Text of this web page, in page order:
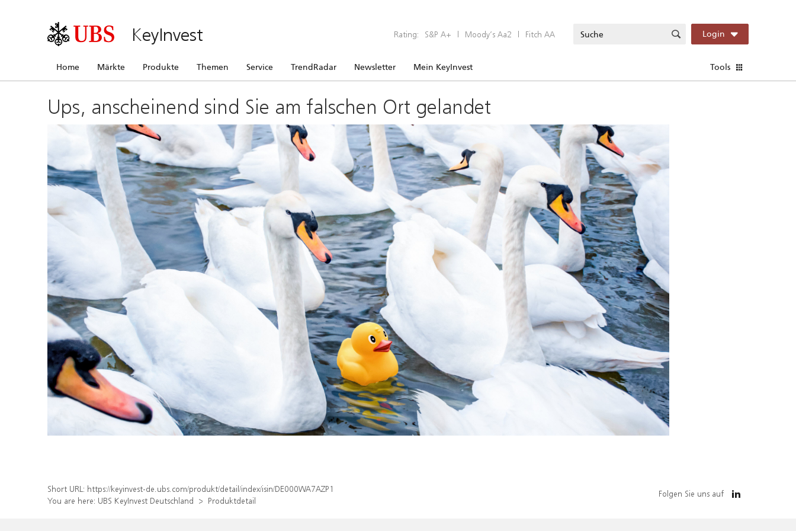
KeyInvest Rating: S&P A+ | Moody’s Aa2 | Fitch AA Login
Home Märkte Produkte Themen Service TrendRadar Newsletter Mein KeyInvest Tools
Ups, anscheinend sind Sie am falschen Ort gelandet
Short URL: https://keyinvest-de.ubs.com/produkt/detail/index/isin/DE000WA7AZP1
You are here: UBS KeyInvest Deutschland Produktdetail
Folgen Sie uns auf